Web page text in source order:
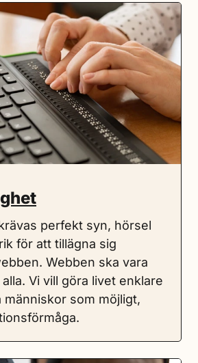
perfekt syn, hörsel
för att tillägna sig
Webben ska vara
Vi vill göra livet enklare
människor som möjligt,